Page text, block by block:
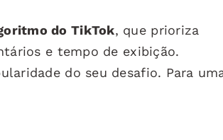
do TikTok, que prioriza
e tempo de exibição.
do seu desafio. Para